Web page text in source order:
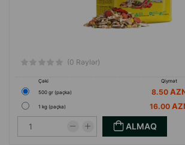
(0 Rəylər)
Çəki Qiymət
500 gr (paçka)
8.50
1 kg (paçka) 16.00
ALMAQ